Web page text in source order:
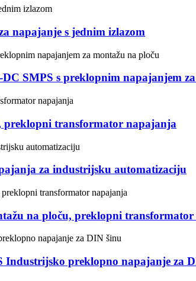
napajanje s jednim izlazom
SMPS s preklopnim napajanjem
preklopni transformator napajanja
za industrijsku automatizaciju
na ploču, preklopni
Industrijsko preklopno napajanje za